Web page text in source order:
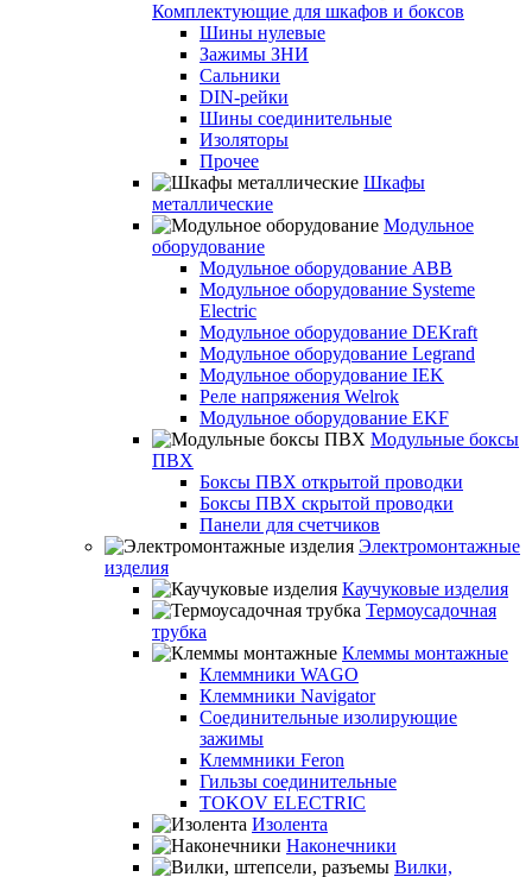
Комплектующие для шкафов и боксов
Шины нулевые
Зажимы ЗНИ
Сальники
DIN-рейки
Шины соединительные
Изоляторы
Прочее
Шкафы
металлические
Модульное
оборудование
Модульное оборудование ABB
Модульное оборудование Systeme
Electric
Модульное оборудование DEKraft
Модульное оборудование Legrand
Модульное оборудование IEK
Реле напряжения Welrok
Модульное оборудование EKF
Модульные боксы
ПВХ
Боксы ПВХ открытой проводки
Боксы ПВХ скрытой проводки
Панели для счетчиков
Электромонтажные
изделия
Каучуковые изделия
Термоусадочная
трубка
Клеммы монтажные
Клеммники WAGO
Клеммники Navigator
Соединительные изолирующие
зажимы
Клеммники Feron
Гильзы соединительные
TOKOV ELECTRIC
Изолента
Наконечники
Вилки,